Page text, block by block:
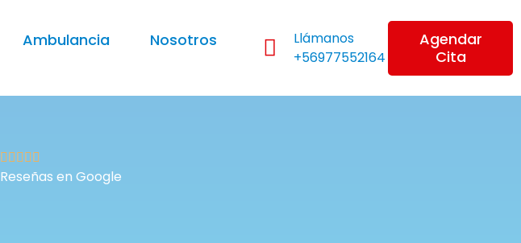
Ambulancia
Nosotros
Llámanos
+56977552164
Agendar
Cita
Reseñas en Google